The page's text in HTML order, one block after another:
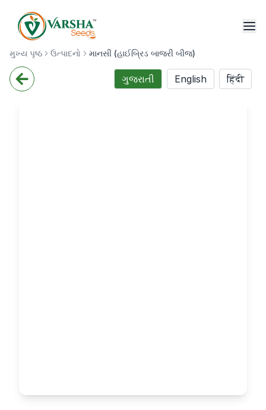
મુખ્ય પૃષ્ઠ ઉત્પાદનો માનસી (હાઈબ્રિડ બાજરી બીજ)
ગુજરાતી English हिंदी